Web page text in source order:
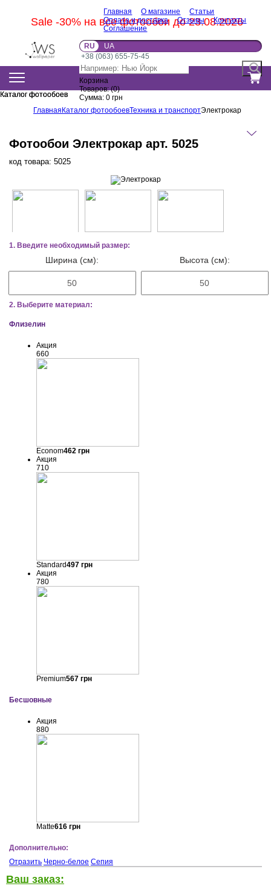
Sale -30% на все фотообои до 23.08.2026
Главная О магазине
Статьи
Оплата и доставка
Отзывы
Контакты
Соглашение
RU
UA
+38 (063) 655-75-45
Корзина
Товаров:(0)
Сумма: 0 грн
Каталог фотообоев
Каталог фотообоев
Главная Каталог фотообоевТехника и транспортЭлектрокар
Фотообои Электрокар арт. 5025
код товара: 5025
1. Введите необходимый размер:
Ширина (см): Высота (см):
2. Выберите материал:
Флизелин
Акция
660
Econom462грн
Акция
710
Standard497грн
Акция
780
Premium567грн
Бесшовные
Акция
880
Matte616грн
Дополнительно:
Отразить Черно-белое Сепия
Ваш заказ: